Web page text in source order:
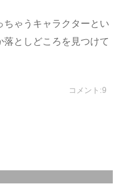
ゃうキャラクターとい
落としどころを見つけて
コメント:9